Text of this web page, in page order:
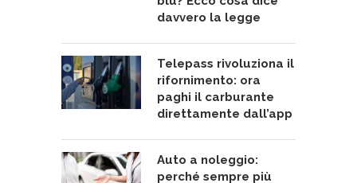
davvero la legge
Telepass rivoluziona il
rifornimento: ora
paghi il carburante
direttamente dall’app
Auto a noleggio:
perché sempre più